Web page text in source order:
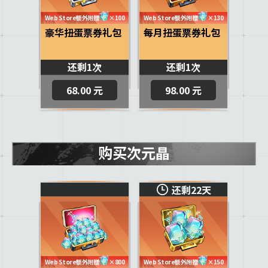
豪华扭蛋票券礼包
Web Store额外附赠 ×100
还剩1次
68.00 元
每月扭蛋票券礼包
Web Store额外附赠 ×130
还剩1次
98.00 元
购买次元晶
Web Store额外附赠 ×800
还剩22天
Web Store额外附赠 ×150